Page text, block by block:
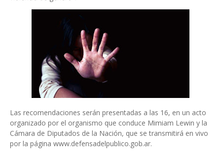
Las recomendaciones serán presentadas a las 16, en un acto
organizado por el organismo que conduce Mimiam Lewin y la
Cámara de Diputados de la Nación, que se transmitirá en vivo
por la página www.defensadelpublico.gob.ar.